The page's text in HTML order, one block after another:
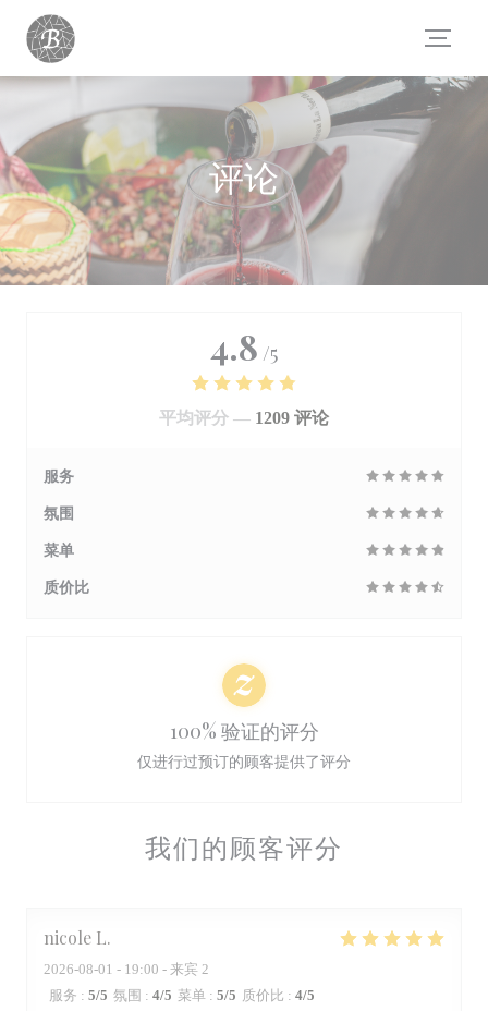
Cookie管理面板
评论
我们的顾客评分
nicole L
2026-08-01 - 19:00 - 来宾 2
服务 : 5/5 氛围 : 4/5 菜单 : 5/5 质价比 : 4/5
4.8 /5
平均评分 — 1209 评论
服务
氛围
菜单
质价比
100% 验证的评分
仅进行过预订的顾客提供了评分